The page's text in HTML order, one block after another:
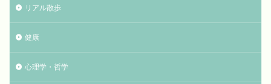
リアル散歩
健康
心理学・哲学